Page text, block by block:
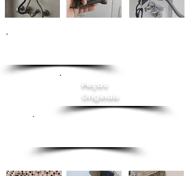
Peças
Originais